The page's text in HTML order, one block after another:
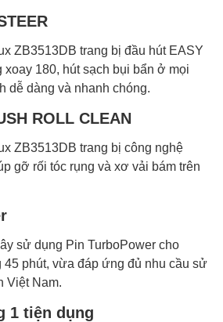
ZB3513DB trang bị đầu hút EASY
xoay 180, hút sạch bụi bẩn ở mọi
dễ dàng và nhanh chóng.
ROLL CLEAN
ZB3513DB trang bị công nghệ
gỡ rối tóc rụng và xơ vải bám trên
sử dụng Pin TurboPower cho
45 phút, vừa đáp ứng đủ nhu cầu sử
Việt Nam.
1 tiện dụng